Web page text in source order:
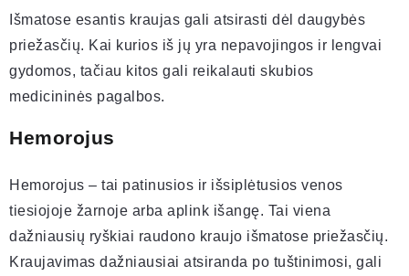
Išmatose esantis kraujas gali atsirasti dėl daugybės
priežasčių. Kai kurios iš jų yra nepavojingos ir lengvai
gydomos, tačiau kitos gali reikalauti skubios
medicininės pagalbos.
Hemorojus
Hemorojus – tai patinusios ir išsiplėtusios venos
tiesiojoje žarnoje arba aplink išangę. Tai viena
dažniausių ryškiai raudono kraujo išmatose priežasčių.
Kraujavimas dažniausiai atsiranda po tuštinimosi, gali